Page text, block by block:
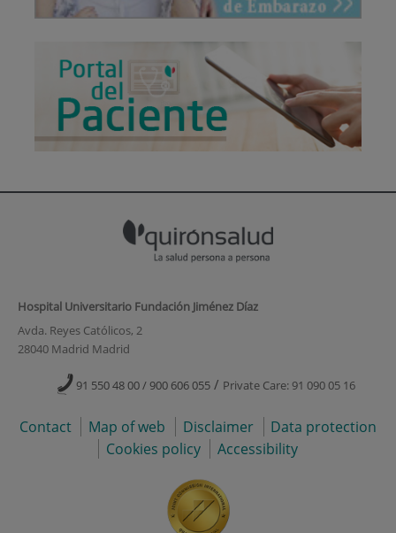
Hospital Universitario Fundación Jiménez Díaz
Avda. Reyes Católicos, 2
28040 Madrid Madrid
91 550 48 00 / 900 606 055 / Private Care: 91 090 05 16
Contact Map of web Disclaimer
Data protection
Cookies policy
Accessibility